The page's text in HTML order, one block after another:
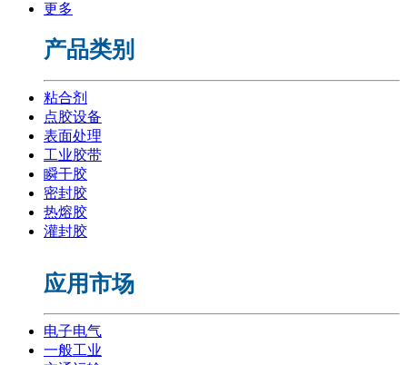
更多
产品类别
粘合剂
点胶设备
表面处理
工业胶带
瞬干胶
密封胶
热熔胶
灌封胶
应用市场
电子电气
一般工业